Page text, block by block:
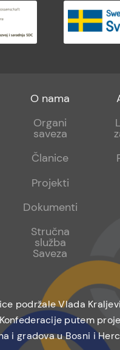
Footer
sub
O nama
Organi
saveza
Članice
Projekti
Dokumenti
Stručna
služba
Saveza
podržale Vlada
putem
i gradova u Bosni i